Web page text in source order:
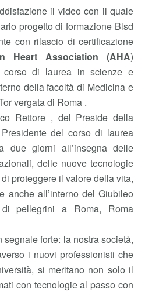
il video con il quale
progetto di formazione Blsd
con rilascio di certificazione
Heart Association (AHA)
di laurea in scienze e
della facoltà di Medicina e
vergata di Roma .
Rettore , del Preside della
del corso di laurea
due giorni all’insegna delle
delle nuove tecnologie
proteggere il valore della vita,
anche all’interno del Giubileo
pellegrini a Roma, Roma
forte: la nostra società,
i nuovi professionisti che
si meritano non solo il
con tecnologie al passo con